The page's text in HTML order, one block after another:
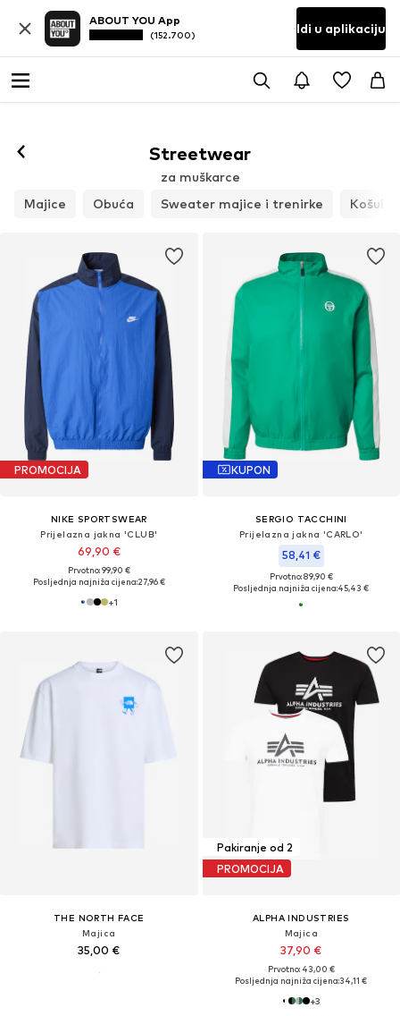
ABOUT YOU App
(152.700) Idi u aplikaciju
Streetwear
za muškarce
Majice
Obuća Sweater majice i trenirke Košulje
PROMOCIJA
NIKE SPORTSWEAR
Prijelazna jakna 'CLUB'
69,90 €
Prvotno: 99,90 €
Posljednja najniža cijena:27,96 €
+1
KUPON
SERGIO TACCHINI
Prijelazna jakna 'CARLO'
58,41 €
Prvotno: 89,90 €
Posljednja najniža cijena:45,43 €
THE NORTH FACE
Majica
35,00 €
Pakiranje od 2
PROMOCIJA
ALPHA INDUSTRIES
Majica
37,90 €
Prvotno: 43,00 €
Posljednja najniža cijena:34,11 €
+3